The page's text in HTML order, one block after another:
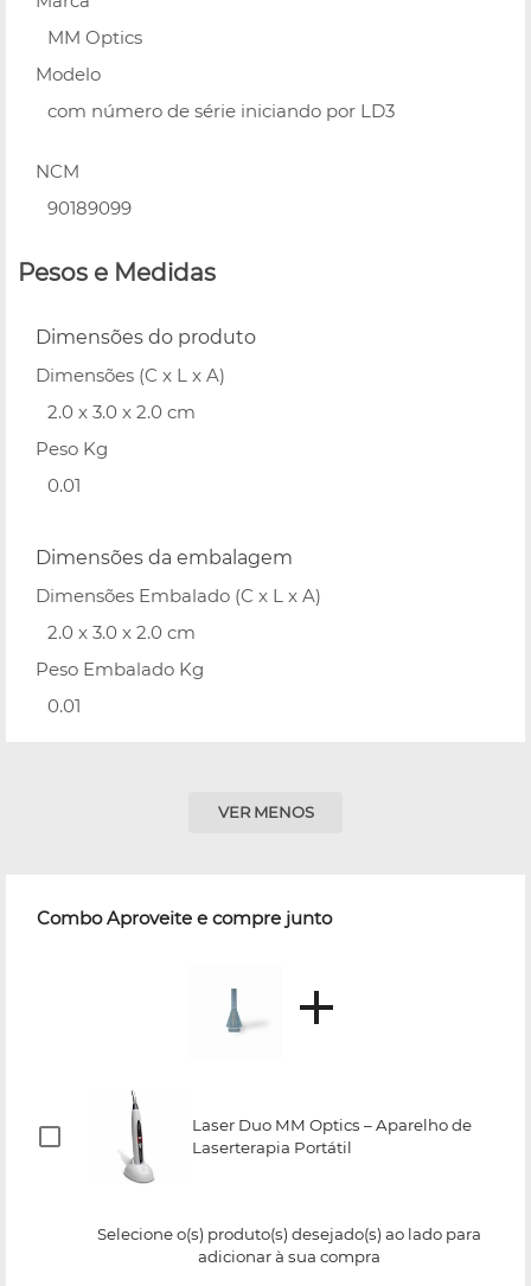
MM Optics
Modelo
com número de série iniciando por LD3
NCM
90189099
Pesos e Medidas
Dimensões do produto
Dimensões (C x L x A)
2.0 x 3.0 x 2.0 cm
Peso Kg
0.01
Dimensões da embalagem
Dimensões Embalado (C x L x A)
2.0 x 3.0 x 2.0 cm
Peso Embalado Kg
0.01
VER MENOS
Combo Aproveite e compre junto
Laser Duo MM Optics – Aparelho de
Laserterapia Portátil
Selecione o(s) produto(s) desejado(s) ao lado para
adicionar à sua compra